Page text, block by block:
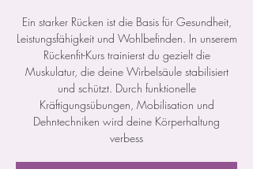
Ein starker Rücken ist die Basis für Gesundheit,
Leistungsfähigkeit und Wohlbefinden. In unserem
Rückenfit-Kurs trainierst du gezielt die
Muskulatur, die deine Wirbelsäule stabilisiert
und schützt. Durch funktionelle
Kräftigungsübungen, Mobilisation und
Dehntechniken wird deine Körperhaltung
verbess